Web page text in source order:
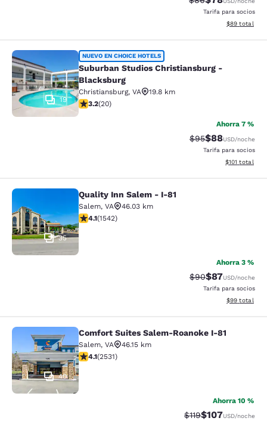
Tarifa para socios
Ver detalles
$89 total
Suburban Studios Christiansburg -
19
NUEVO EN CHOICE HOTELS
Suburban Studios Christiansburg -
Blacksburg
Christiansburg, VA
19.8 km
calificación de 3.2 estrellas. Bueno. 20 reseñas
3.2(20)
Ahorra 7 %
Precio tachado:
$95Precio con
$88USD/noche
Tarifa para socios
Ver detalles
$101 total
Quality Inn Salem - I-81
35
Quality Inn Salem - I-81
Salem, VA
46.03 km
calificación de 4.07 estrellas. Muy bueno. 1542
4.1(1542)
Ahorra 3 %
Precio tachado:
$90Precio con
$87USD/noche
Tarifa para socios
Ver detalles
$99 total
Comfort Suites Salem-Roanoke I-81
40
Comfort Suites Salem-Roanoke I-81
Salem, VA
46.15 km
calificación de 4.13 estrellas. Muy bueno. 2531 reseñas
4.1(2531)
Ahorra 10 %
Precio tachado:
$119Precio con
$107USD/noche